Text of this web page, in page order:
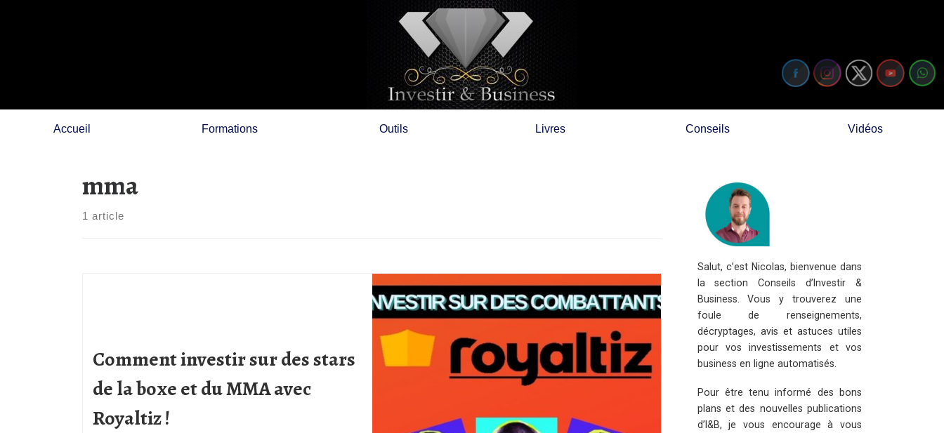
Accueil Formations Outils Livres Conseils Vidéos
mma
1 article
Comment investir sur des stars
de la boxe et du MMA avec
Royaltiz !
Salut, c’est Nicolas, bienvenue dans
la section Conseils d’Investir &
Business. Vous y trouverez une
foule de renseignements,
décryptages, avis et astuces utiles
pour vos investissements et vos
business en ligne automatisés.
Pour être tenu informé des bons
plans et des nouvelles publications
d’I&B, je vous encourage à vous